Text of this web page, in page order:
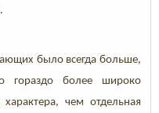
было всегда больше,
гораздо более широко
чем отдельная